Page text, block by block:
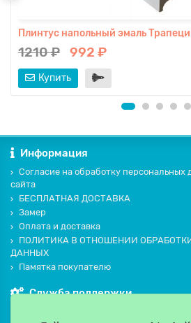
Плинтус напольный эмаль
1210 ₽ 992 ₽
Купить
Информация
Согласие на обработку персональных
сайта
БЕСПЛАТНАЯ ДОСТАВКА
Замер
Оплата и доставка
ПОЛИТИКА В ОТНОШЕНИИ
ДАННЫХ
Памятка покупателю
Служба поддержки